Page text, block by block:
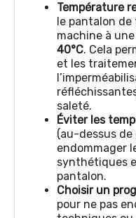
Température
le pantalon
machine à
40°C. Cela
et les
saleté.
Éviter les
(au-dessus de
endommager
synthétiques
pantalon.
Choisir un
pour ne pas